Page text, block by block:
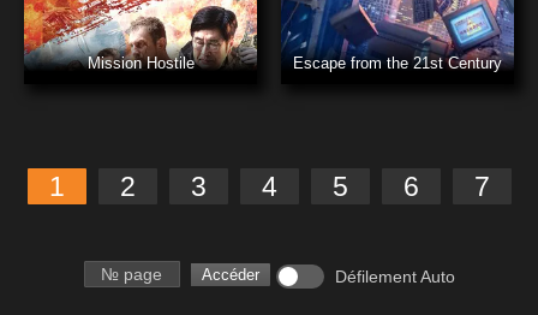
Mission Hostile Escape from the 21st Century
1 2 3 4 5 6 7
Numéro de page Accéder Défilement Auto